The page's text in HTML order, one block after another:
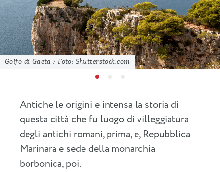
Golfo di Gaeta / Foto: Shutterstock.com
Antiche le origini e intensa la storia di
questa città che fu luogo di villeggiatura
degli antichi romani, prima, e, Repubblica
Marinara e sede della monarchia
borbonica, poi.